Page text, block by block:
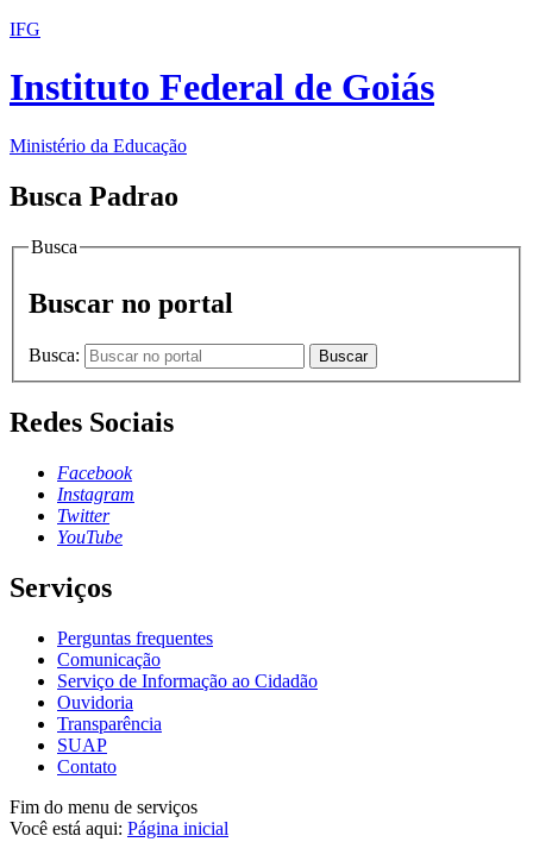
IFG
Instituto Federal de Goiás
Ministério da Educação
Busca Padrao
Busca
Buscar no portal
Busca: Buscar
Redes Sociais
Facebook
Instagram
Twitter
YouTube
Serviços
Perguntas frequentes
Comunicação
Serviço de Informação ao Cidadão
Ouvidoria
Transparência
SUAP
Contato
Fim do menu de serviços
Você está aqui: Página inicial